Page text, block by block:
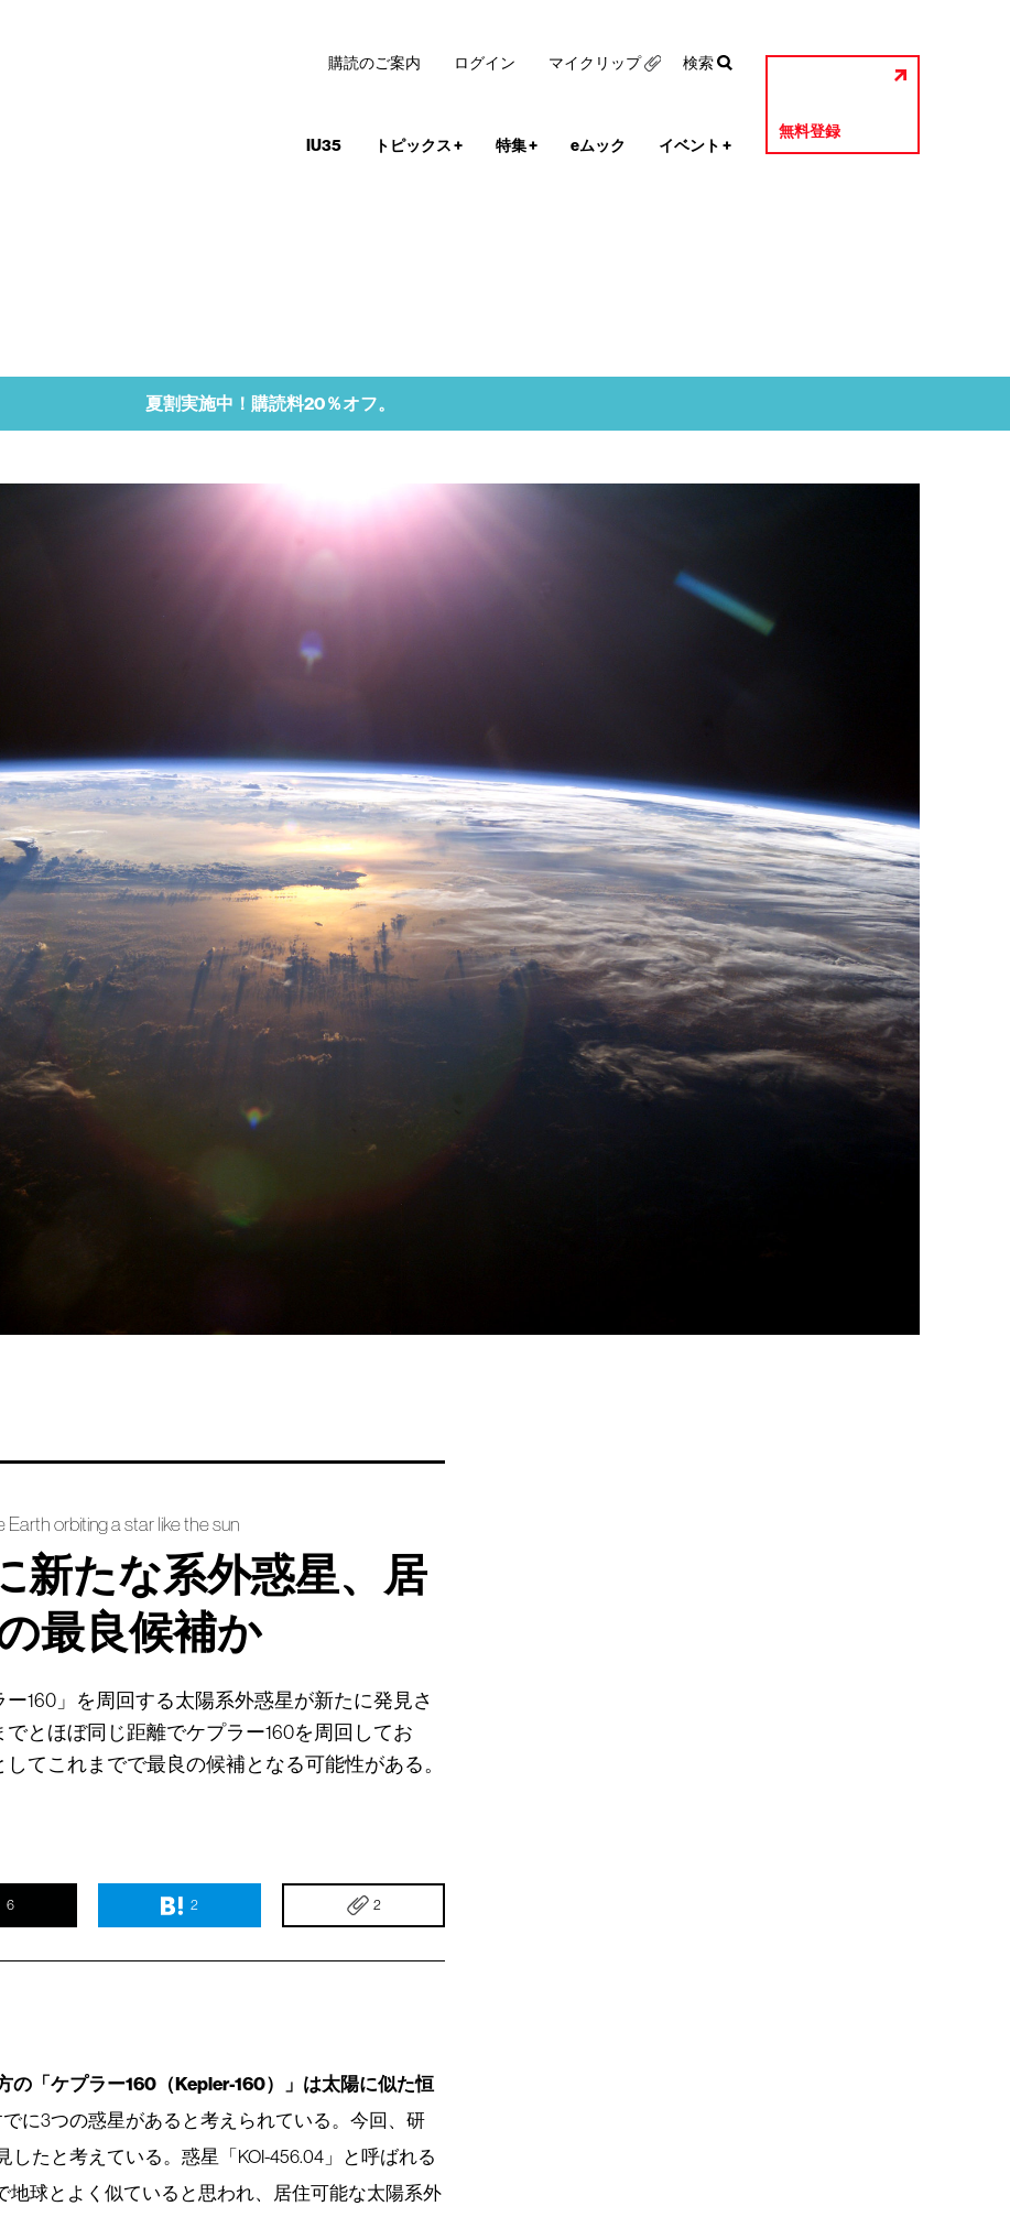
IU35 トピックス+ 特集+ eムック イベント +
無料登録
購読のご案内 ログイン マイクリップ 検索
夏割実施中！購読料20％オフ。
orbiting a star like the sun
新たな系外惑星、居
最良候補か
160」を周回する太陽系外惑星が新たに発見さ
とほぼ同じ距離でケプラー160を周回してお
てこれまでで最良の候補となる可能性がある。
6 2 2
の「ケプラー160（Kepler-160）」は太陽に似た恒
に3つの惑星があると考えられている。今回、研
したと考えている。惑星「KOI-456.04」と呼ばれる
地球とよく似ていると思われ、居住可能な太陽系外